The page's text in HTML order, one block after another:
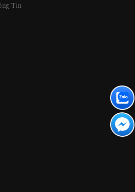
Tin